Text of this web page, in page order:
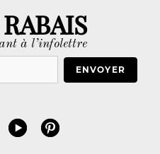
à l’infolettre
ENVOYER